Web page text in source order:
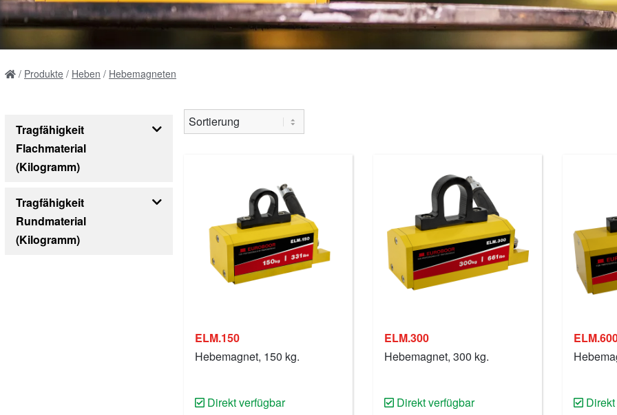
Produkte Heben Hebemagneten
Tragfähigkeit
Flachmaterial
(Kilogramm)
Tragfähigkeit
Rundmaterial
(Kilogramm)
ELM.150
Hebemagnet, 150 kg.
Direkt verfügbar
ELM.300
Hebemagnet, 300 kg.
Direkt verfügbar